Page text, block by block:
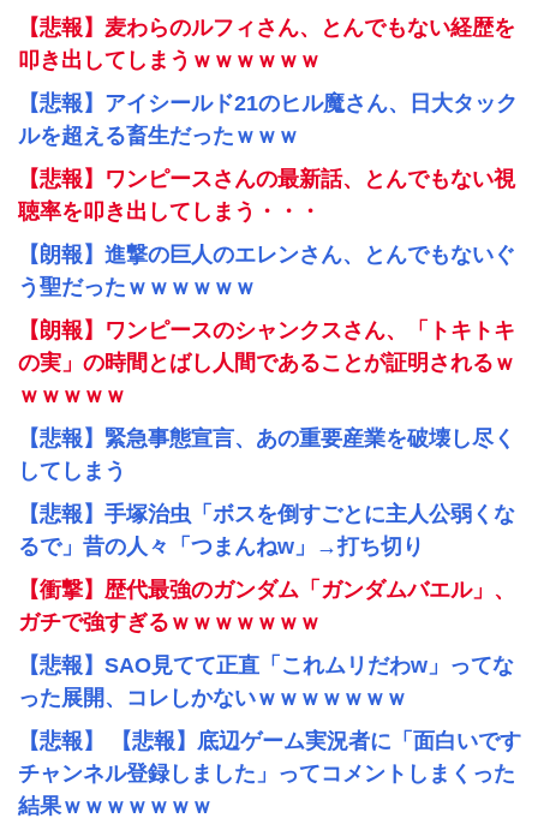
【悲報】麦わらのルフィさん、とんでもない経歴を
叩き出してしまうｗｗｗｗｗｗ
【悲報】アイシールド21のヒル魔さん、日大タック
ルを超える畜生だったｗｗｗ
【悲報】ワンピースさんの最新話、とんでもない視
聴率を叩き出してしまう・・・
【朗報】進撃の巨人のエレンさん、とんでもないぐ
う聖だったｗｗｗｗｗｗ
【朗報】ワンピースのシャンクスさん、「トキトキ
の実」の時間とばし人間であることが証明されるｗ
ｗｗｗｗｗ
【悲報】緊急事態宣言、あの重要産業を破壊し尽く
してしまう
【悲報】手塚治虫「ボスを倒すごとに主人公弱くな
るで」昔の人々「つまんねw」→打ち切り
【衝撃】歴代最強のガンダム「ガンダムバエル」、
ガチで強すぎるｗｗｗｗｗｗｗ
【悲報】SAO見てて正直「これムリだわw」ってな
った展開、コレしかないｗｗｗｗｗｗｗ
【悲報】 【悲報】底辺ゲーム実況者に「面白いです
チャンネル登録しました」ってコメントしまくった
結果ｗｗｗｗｗｗｗ